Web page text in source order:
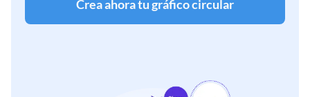
Crea ahora tu gráfico circular